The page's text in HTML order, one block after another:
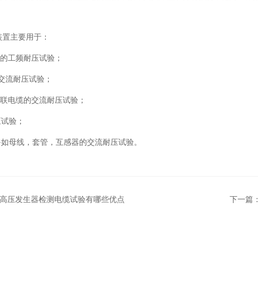
主要用于：
工频耐压试验；
流耐压试验；
电缆的交流耐压试验；
验；
母线，套管，互感器的交流耐压试验。
压发生器检测电缆试验有哪些优点 下一篇：